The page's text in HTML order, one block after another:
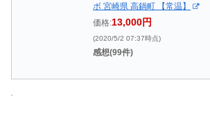
ボ 宮崎県 高鍋町 【常温】
価格:13,000円
(2020/5/2 07:37時点)
感想(99件)